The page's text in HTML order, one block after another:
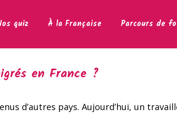
quiz À la Française Parcours de
en France ?
d’autres pays. Aujourd’hui, un